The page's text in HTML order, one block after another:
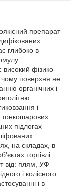
препарат
глибоко в
високий фізико-
чому поверхня не
органічних і
і
підлогах
на складах, в
торгівлі.
від: плям, УФ
і колісного
і в